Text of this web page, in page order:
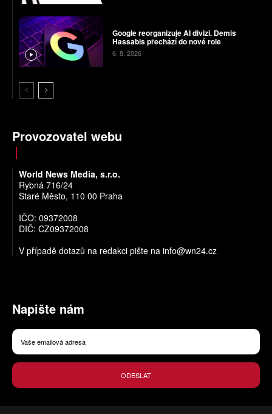
Google reorganizuje AI divizi. Demis
Hassabis přechází do nové role
6. 8. 2026
Provozovatel webu
World News Media, s.r.o.
Rybná 716/24
Staré Město, 110 00 Praha
IČO: 09372008
DIČ: CZ09372008
V případě dotazů na redakci pište na info@wn24.cz
Napište nám
ODESLAT